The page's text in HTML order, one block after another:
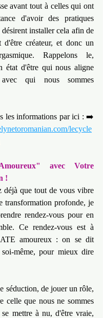
avant tout à celles qui ont
d'avoir des pratiques
installer cela afin de
d'être créateur, et donc un
Rappelons le,
état d'être qui nous aligne
avec qui nous sommes
lecycle
avec Votre
!
déjà que tout de vous vibre
transformation profonde, je
rendez-vous pour en
Ce rendez-vous est à
amoureux : on se dit
même, pour mieux dire
séduction, de jouer un rôle,
celle que nous ne sommes
mettre à nu, d'être vraie,